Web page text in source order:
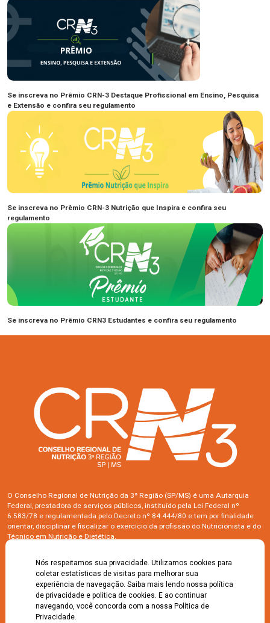
Se inscreva no Prêmio CRN-3 Destaque Profissional em Ensino, Pesquisa
e Extensão e confira seu regulamento
Se inscreva no Prêmio CRN-3 Nutrição que Inspira e confira seu
regulamento
Se inscreva no Prêmio CRN3 Estudantes e confira seu regulamento
O Conselho Regional de Nutrição da 3ª Região (SP/MS) é uma Autarquia
Federal, prestadora de serviços públicos, instituído pela Lei Federal nº
6.583/78 e regulamentada pelo Decreto nº 84.444/80 e tem por finalidade
orientar, disciplinar e fiscalizar o exercício da profissão do Nutricionista e do
Técnico em Nutrição e Dietética.
Serviços e informações
Bolsa de Empregos
Nós respeitamos sua privacidade. Utilizamos cookies para
coletar estatísticas de visitas para melhorar sua
experiência de navegação. Saiba mais lendo nossa política
de privacidade e politica de cookies. E ao continuar
navegando, você concorda com a nossa Política de
Privacidade.